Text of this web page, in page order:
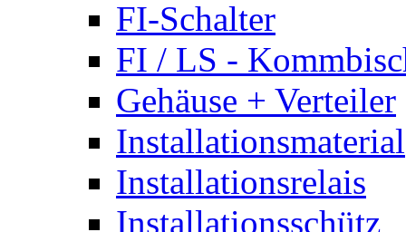
FI-Schalter
FI / LS -
Gehäuse + Verteiler
Installationsmaterial
Installationsrelais
Installationsschütz